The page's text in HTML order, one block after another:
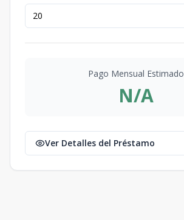
Pago Mensual Estimado
N/A
Ver Detalles del Préstamo